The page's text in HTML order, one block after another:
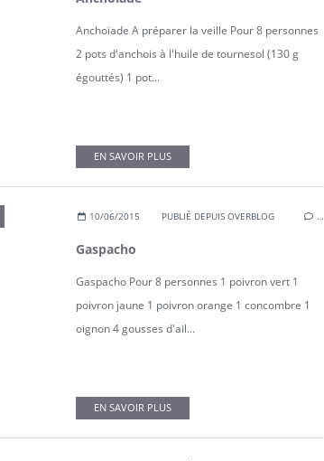
Anchoïade A préparer la veille Pour 8 personnes
2 pots d'anchois à l'huile de tournesol (130 g
égouttés) 1 pot...
EN SAVOIR PLUS
10/06/2015 PUBLIÉ DEPUIS OVERBLOG …
Gaspacho
Gaspacho Pour 8 personnes 1 poivron vert 1
poivron jaune 1 poivron orange 1 concombre 1
oignon 4 gousses d'ail...
EN SAVOIR PLUS